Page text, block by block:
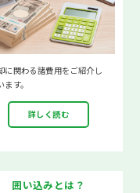
に関わる諸費用をご紹介し
ます。
詳しく読む
囲い込みとは？